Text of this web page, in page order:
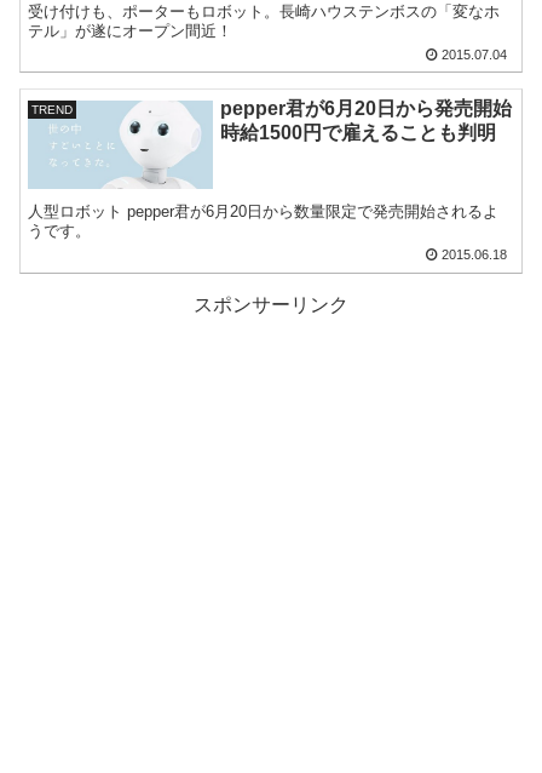
受け付けも、ポーターもロボット。長崎ハウステンボスの「変なホ
テル」が遂にオープン間近！
2015.07.04
TREND
pepper君が6月20日から発売開始
時給1500円で雇えることも判明
人型ロボット pepper君が6月20日から数量限定で発売開始されるよ
うです。
2015.06.18
スポンサーリンク